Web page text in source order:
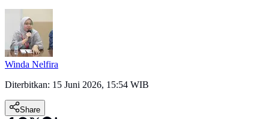
Winda Nelfira
Diterbitkan: 15 Juni 2026, 15:54 WIB
Share